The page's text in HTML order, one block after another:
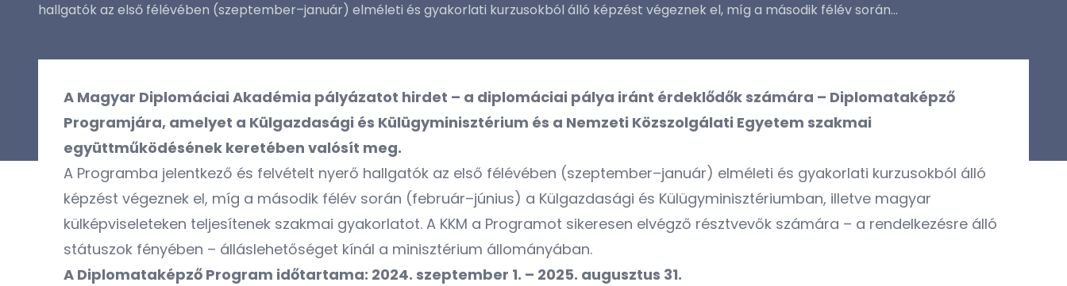
hallgatók az első félévében (szeptember–január) elméleti és gyakorlati kurzusokból álló képzést végeznek el, míg a második félév során...
A Magyar Diplomáciai Akadémia pályázatot hirdet – a diplomáciai pálya iránt érdeklődők számára – Diplomataképző
Programjára, amelyet a Külgazdasági és Külügyminisztérium és a Nemzeti Közszolgálati Egyetem szakmai
együttműködésének keretében valósít meg.
A Programba jelentkező és felvételt nyerő hallgatók az első félévében (szeptember–január) elméleti és gyakorlati kurzusokból álló
képzést végeznek el, míg a második félév során (február–június) a Külgazdasági és Külügyminisztériumban, illetve magyar
külképviseleteken teljesítenek szakmai gyakorlatot. A KKM a Programot sikeresen elvégző résztvevők számára – a rendelkezésre álló
státuszok fényében – álláslehetőséget kínál a minisztérium állományában.
A Diplomataképző Program időtartama: 2024. szeptember 1. – 2025. augusztus 31.